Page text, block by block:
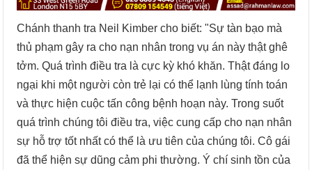
Chánh thanh tra Neil Kimber cho biết: "Sự tàn bạo mà
thủ phạm gây ra cho nạn nhân trong vụ án này thật ghê
tởm. Quá trình điều tra là cực kỳ khó khăn. Thật đáng lo
ngại khi một người còn trẻ lại có thể lạnh lùng tính toán
và thực hiện cuộc tấn công bệnh hoạn này. Trong suốt
quá trình chúng tôi điều tra, việc cung cấp cho nạn nhân
sự hỗ trợ tốt nhất có thể là ưu tiên của chúng tôi. Cô gái
đã thể hiện sự dũng cảm phi thường. Ý chí sinh tồn của